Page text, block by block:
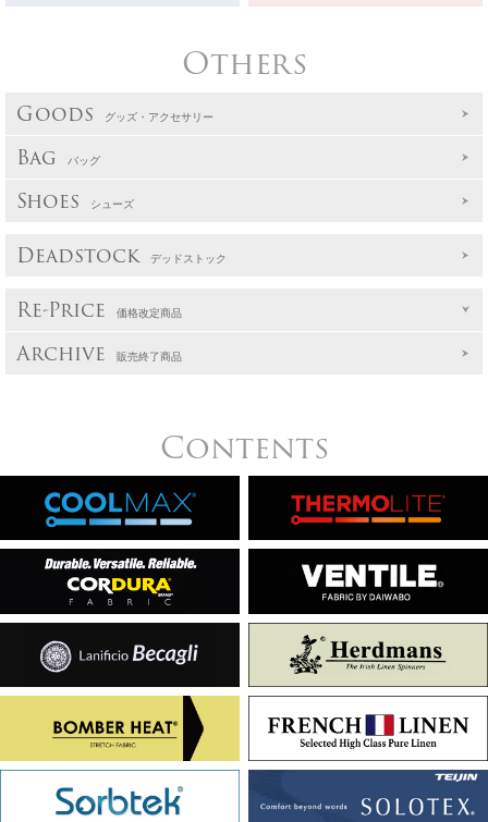
Others
Goods グッズ・アクセサリー
Bag バッグ
Shoes シューズ
Deadstock デッドストック
Re-Price 価格改定商品
Archive 販売終了商品
Contents